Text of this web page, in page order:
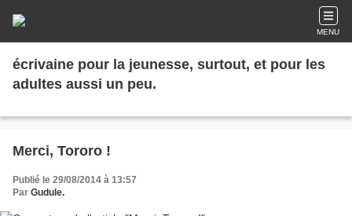
MENU
écrivaine pour la jeunesse, surtout, et pour les
adultes aussi un peu.
Merci, Tororo !
Publié le 29/08/2014 à 13:57
Par Gudule.